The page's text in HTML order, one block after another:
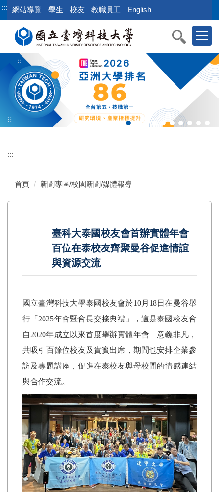
跳
到
::: 網站導覽 學生 校友 教職員工 English
:::
首頁 新聞專區/校園新聞/媒體報導
臺科大泰國校友會首辦實體年會
百位在泰校友齊聚曼谷促進情誼
與資源交流
國立臺灣科技大學泰國校友會於10月 18日在曼谷舉
行「 2025年會暨會長交接典禮」，這是泰國校友會
自2020年成立以來首度舉辦實體年會，意義非凡，
共吸引百餘位校友及貴賓出席，期間也安排企業參
訪及專題講座，促進在泰校友與母校間的情感連結
與合作交流。